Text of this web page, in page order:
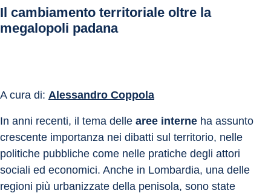
Il cambiamento territoriale oltre la
megalopoli padana
A cura di: Alessandro Coppola
In anni recenti, il tema delle aree interne ha assunto
crescente importanza nei dibatti sul territorio, nelle
politiche pubbliche come nelle pratiche degli attori
sociali ed economici. Anche in Lombardia, una delle
regioni più urbanizzate della penisola, sono state